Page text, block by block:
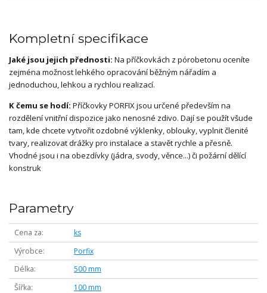
Kompletní specifikace
Jaké jsou jejich přednosti: Na příčkovkách z pórobetonu oceníte
zejména možnost lehkého opracování běžným nářadím a
jednoduchou, lehkou a rychlou realizací.
K čemu se hodí: Příčkovky PORFIX jsou určené především na
rozdělení vnitřní dispozice jako nenosné zdivo. Dají se použít všude
tam, kde chcete vytvořit ozdobné výklenky, oblouky, vyplnit členité
tvary, realizovat drážky pro instalace a stavět rychle a přesně.
Vhodné jsou i na obezdívky (jádra, svody, věnce...) či požární dělící
konstruk
Parametry
Cena za
ks
Výrobce
Porfix
Délka
500 mm
Šířka
100 mm